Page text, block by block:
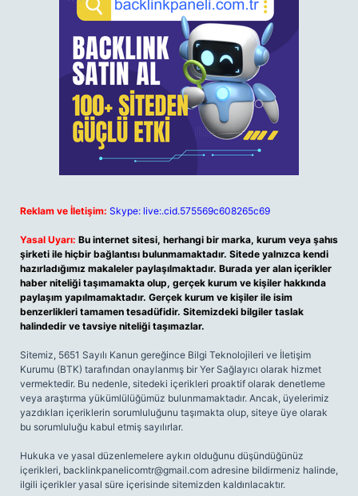
Reklam ve İletişim: Skype: live:.cid.575569c608265c69
Yasal Uyarı: Bu internet sitesi, herhangi bir marka, kurum veya şahıs
şirketi ile hiçbir bağlantısı bulunmamaktadır. Sitede yalnızca kendi
hazırladığımız makaleler paylaşılmaktadır. Burada yer alan içerikler
haber niteliği taşımamakta olup, gerçek kurum ve kişiler hakkında
paylaşım yapılmamaktadır. Gerçek kurum ve kişiler ile isim
benzerlikleri tamamen tesadüfidir. Sitemizdeki bilgiler taslak
halindedir ve tavsiye niteliği taşımazlar.
Sitemiz, 5651 Sayılı Kanun gereğince Bilgi Teknolojileri ve İletişim
Kurumu (BTK) tarafından onaylanmış bir Yer Sağlayıcı olarak hizmet
vermektedir. Bu nedenle, sitedeki içerikleri proaktif olarak denetleme
veya araştırma yükümlülüğümüz bulunmamaktadır. Ancak, üyelerimiz
yazdıkları içeriklerin sorumluluğunu taşımakta olup, siteye üye olarak
bu sorumluluğu kabul etmiş sayılırlar.
Hukuka ve yasal düzenlemelere aykırı olduğunu düşündüğünüz
içerikleri, backlinkpanelicomtr@gmail.com adresine bildirmeniz halinde,
ilgili içerikler yasal süre içerisinde sitemizden kaldırılacaktır.